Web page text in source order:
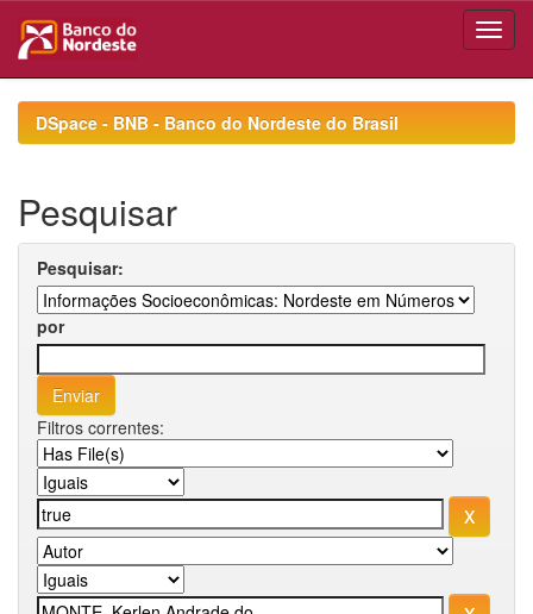
navigationDSpace - BNB - Banco do Nordeste do Brasil
Pesquisar
Pesquisar:
por
Filtros correntes: